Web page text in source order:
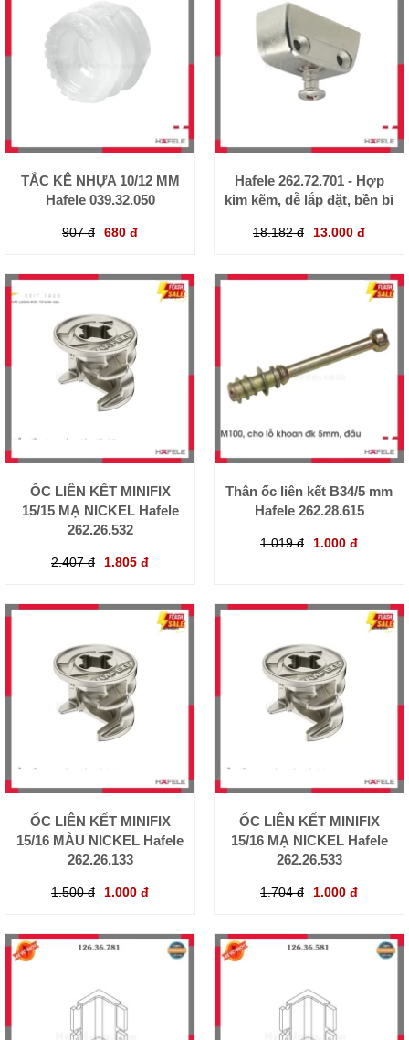
TẮC KÊ NHỰA 10/12 MM
Hafele 039.32.050
907 đ 680 đ
Hafele 262.72.701 - Hợp
kim kẽm, dễ lắp đặt, bền bỉ
18.182 đ 13.000 đ
ỐC LIÊN KẾT MINIFIX
15/15 MẠ NICKEL Hafele
262.26.532
2.407 đ 1.805 đ
Thân ốc liên kết B34/5 mm
Hafele 262.28.615
1.019 đ 1.000 đ
ỐC LIÊN KẾT MINIFIX
15/16 MÀU NICKEL Hafele
262.26.133
1.500 đ 1.000 đ
ỐC LIÊN KẾT MINIFIX
15/16 MẠ NICKEL Hafele
262.26.533
1.704 đ 1.000 đ